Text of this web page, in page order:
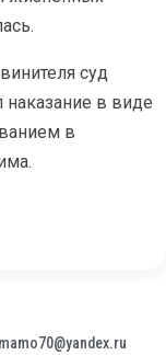
суд
в виде
в
mamo70@yandex.ru